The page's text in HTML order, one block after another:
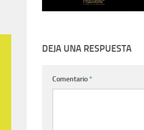
DEJA UNA RESPUESTA
Comentario*